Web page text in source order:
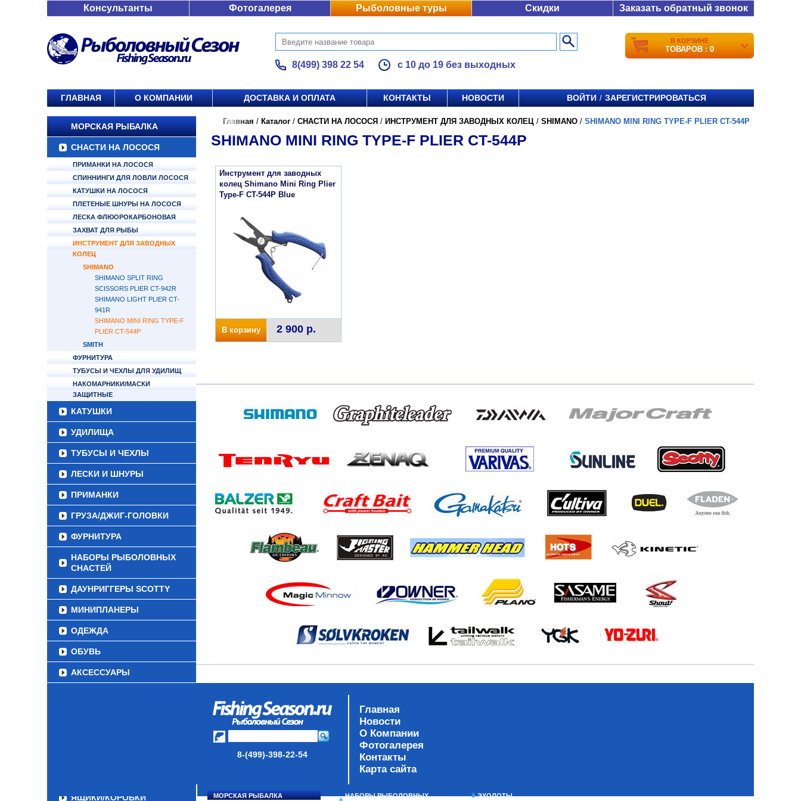
Консультанты Фотогалерея Рыболовные туры Скидки Заказать обратный звонок
8(499) 398 22 54 с 10 до 19 без выходных
В КОРЗИНЕ
ТОВАРОВ : 0
ГЛАВНАЯ О КОМПАНИИ ДОСТАВКА И ОПЛАТА КОНТАКТЫ НОВОСТИ ВОЙТИ / ЗАРЕГИСТРИРОВАТЬСЯ
МОРСКАЯ РЫБАЛКА
СНАСТИ НА ЛОСОСЯ
ПРИМАНКИ НА ЛОСОСЯ
СПИННИНГИ ДЛЯ ЛОВЛИ ЛОСОСЯ
КАТУШКИ НА ЛОСОСЯ
ПЛЕТЕНЫЕ ШНУРЫ НА ЛОСОСЯ
ЛЕСКА ФЛЮОРОКАРБОНОВАЯ
ЗАХВАТ ДЛЯ РЫБЫ
ИНСТРУМЕНТ ДЛЯ ЗАВОДНЫХ
КОЛЕЦ
SHIMANO
SHIMANO SPLIT RING
SCISSORS PLIER CT-942R
SHIMANO LIGHT PLIER CT-
941R
SHIMANO MINI RING TYPE-F
PLIER CT-544P
SMITH
ФУРНИТУРА
ТУБУСЫ И ЧЕХЛЫ ДЛЯ УДИЛИЩ
НАКОМАРНИКИ/МАСКИ
ЗАЩИТНЫЕ
КАТУШКИ
УДИЛИЩА
ТУБУСЫ И ЧЕХЛЫ
ЛЕСКИ И ШНУРЫ
ПРИМАНКИ
ГРУЗА/ДЖИГ-ГОЛОВКИ
ФУРНИТУРА
НАБОРЫ РЫБОЛОВНЫХ
СНАСТЕЙ
ДАУНРИГГЕРЫ SCOTTY
МИНИПЛАНЕРЫ
ОДЕЖДА
ОБУВЬ
АКСЕССУАРЫ
ЯЩИКИ/КОРОБКИ
Главная / Каталог / СНАСТИ НА ЛОСОСЯ / ИНСТРУМЕНТ ДЛЯ ЗАВОДНЫХ КОЛЕЦ / SHIMANO / SHIMANO MINI RING TYPE-F PLIER CT-544P
SHIMANO MINI RING TYPE-F PLIER CT-544P
Инструмент для заводных
колец Shimano Mini Ring Plier
Type-F CT-544P Blue
В корзину 2 900 р.
8-(499)-398-22-54
Главная
Новости
О Компании
Фотогалерея
Контакты
Карта сайта
МОРСКАЯ РЫБАЛКА НАБОРЫ РЫБОЛОВНЫХ ЭХОЛОТЫ